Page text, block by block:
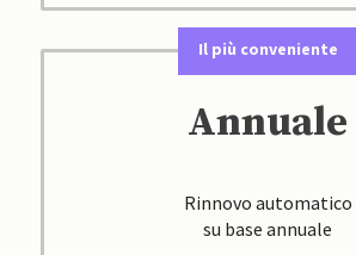
Il più conveniente
Annuale
Rinnovo automatico
su base annuale